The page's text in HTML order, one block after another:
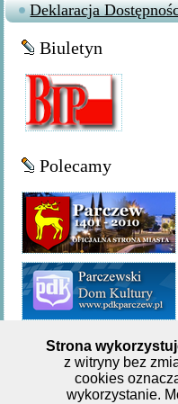
Deklaracja
Biuletyn
Polecamy
Miejsko-Gminna
Listopada
Strona
z witryny bez
cookies
wykorzystanie.